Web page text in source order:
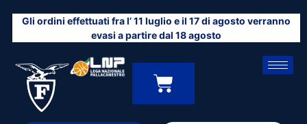
contenuto
Gli ordini effettuati fra l’ 11 luglio e il 17 di agosto verranno
evasi a partire dal 18 agosto
0
CARRELLO